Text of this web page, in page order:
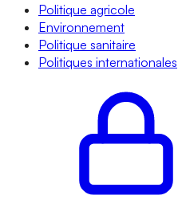
Politique agricole
Environnement
Politique sanitaire
Politiques internationales